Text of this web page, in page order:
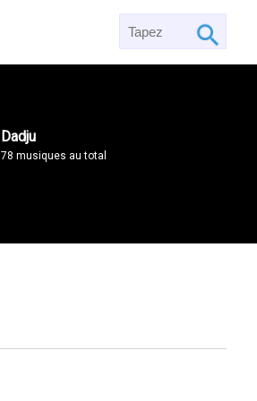
Dadju
78 musiques au total